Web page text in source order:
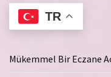
TR
Mükemmel Bir Eczane